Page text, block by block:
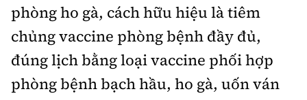
phòng ho gà, cách hữu hiệu là tiêm
chủng vaccine phòng bệnh đầy đủ,
đúng lịch bằng loại vaccine phối hợp
phòng bệnh bạch hầu, ho gà, uốn ván